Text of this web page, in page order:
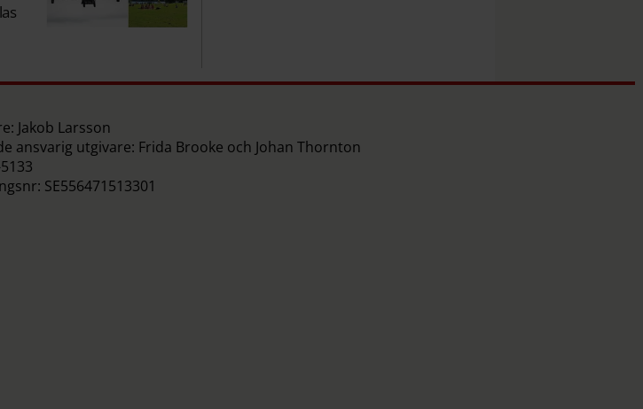
Jakob Larsson
ansvarig utgivare: Frida Brooke och Johan Thornton
SE556471513301